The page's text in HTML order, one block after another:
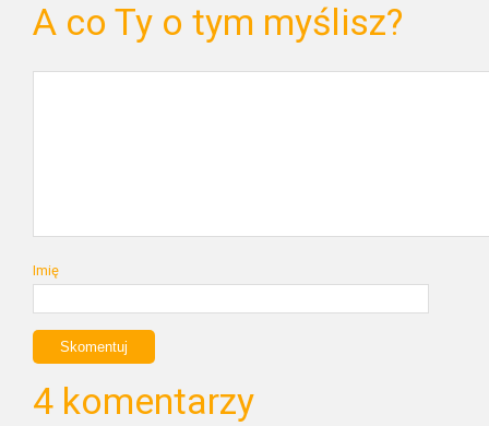
A co Ty o tym myślisz?
Imię
4 komentarzy